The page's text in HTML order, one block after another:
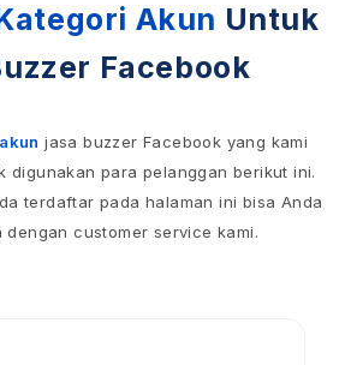
Akun Untuk
Facebook
jasa buzzer Facebook yang kami
digunakan para pelanggan berikut ini.
terdaftar pada halaman ini bisa Anda
dengan customer service kami.